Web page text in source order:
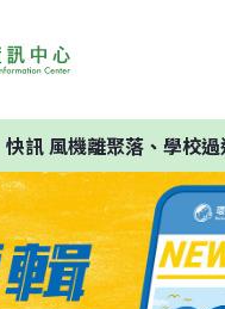
快訊風機離聚落、學校過